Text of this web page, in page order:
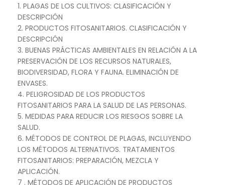
1. PLAGAS DE LOS CULTIVOS: CLASIFICACIÓN Y
DESCRIPCIÓN
2. PRODUCTOS FITOSANITARIOS. CLASIFICACIÓN Y
DESCRIPCIÓN
3. BUENAS PRÁCTICAS AMBIENTALES EN RELACIÓN A LA
PRESERVACIÓN DE LOS RECURSOS NATURALES,
BIODIVERSIDAD, FLORA Y FAUNA. ELIMINACIÓN DE
ENVASES.
4. PELIGROSIDAD DE LOS PRODUCTOS
FITOSANITARIOS PARA LA SALUD DE LAS PERSONAS.
5. MEDIDAS PARA REDUCIR LOS RIESGOS SOBRE LA
SALUD.
6. MÉTODOS DE CONTROL DE PLAGAS, INCLUYENDO
LOS MÉTODOS ALTERNATIVOS. TRATAMIENTOS
FITOSANITARIOS: PREPARACIÓN, MEZCLA Y
APLICACIÓN.
7 . MÉTODOS DE APLICACIÓN DE PRODUCTOS